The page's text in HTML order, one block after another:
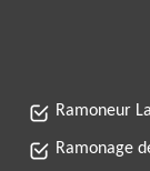
Ramoneur
Ramonage